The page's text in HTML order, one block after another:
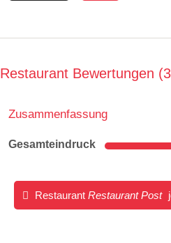
Restaurant Bewertungen 3
Zusammenfassung
Gesamteindruck
Restaurant Restaurant Post